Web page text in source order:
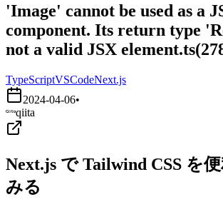
'Image' cannot be used as a
component. Its return type
not a valid JSX
TypeScriptVSCodeNext.js
2024-04-06•
qiita
Next.js で Tailwind CSS を
みる